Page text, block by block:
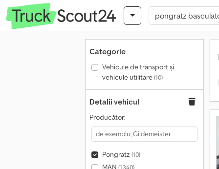
Categorie
Vehicule de transport şi
vehicule utilitare(10)
Detalii vehicul
Producător:
Pongratz (10)
MAN (1.340)